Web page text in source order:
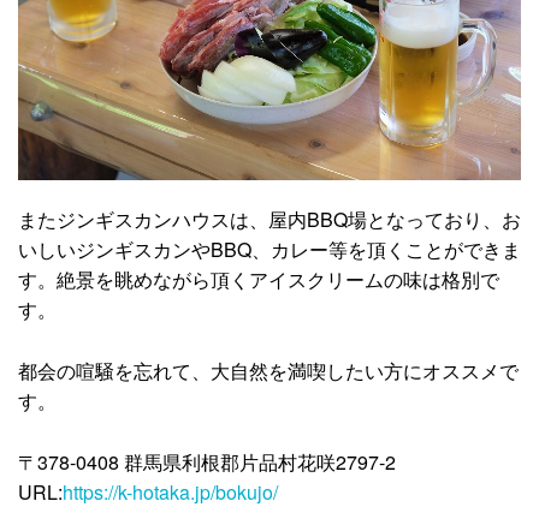
またジンギスカンハウスは、屋内BBQ場となっており、お
いしいジンギスカンやBBQ、カレー等を頂くことができま
す。絶景を眺めながら頂くアイスクリームの味は格別で
す。
都会の喧騒を忘れて、大自然を満喫したい方にオススメで
す。
〒378-0408 群馬県利根郡片品村花咲2797-2
URL:https://k-hotaka.jp/bokujo/